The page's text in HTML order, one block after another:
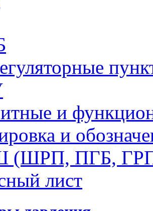
и
и
(ШРП, ПГБ,
лист